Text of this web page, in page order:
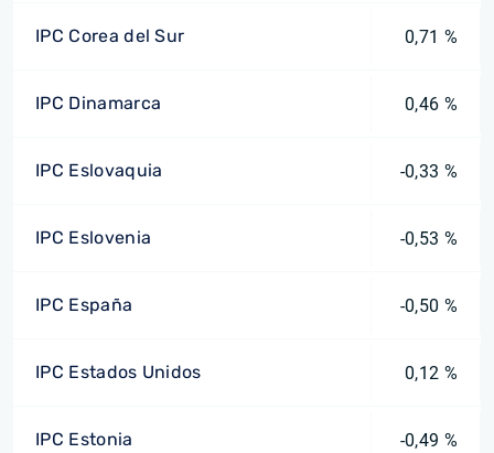
IPC Corea del Sur 0,71 %
IPC Dinamarca 0,46 %
IPC Eslovaquia -0,33 %
IPC Eslovenia -0,53 %
IPC España -0,50 %
IPC Estados Unidos 0,12 %
IPC Estonia -0,49 %